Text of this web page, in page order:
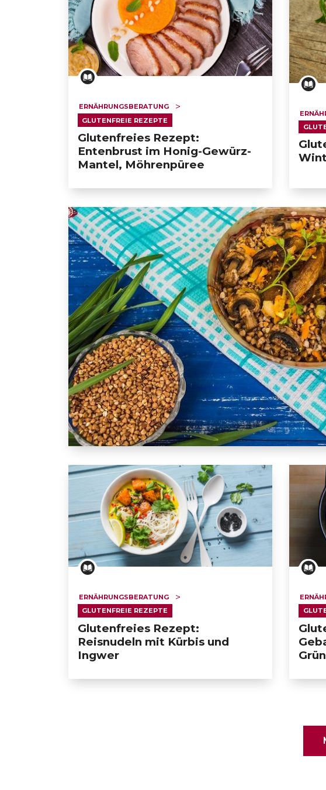
ERNÄHRUNGSBERATUNG
GLUTENFREIE REZEPTE
Glutenfreies Rezept:
Entenbrust im Honig-Gewürz-
Mantel, Möhrenpüree
ERNÄHRUNGSBERATUNG
GLUTENFREIE REZEPTE
Glutenfreies Rezept:
Reisnudeln mit Kürbis und
Ingwer